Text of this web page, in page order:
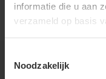
informatie die u aan
verzameld op basis
Noodzakelijk
Gerelateerde